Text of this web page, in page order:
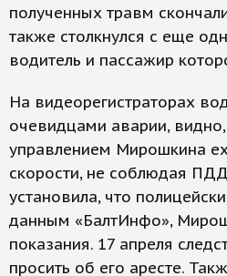
полученных травм
также столкнулся с еще
водитель и пассажир
На видеорегистраторах
очевидцами аварии,
управлением Мирошкина
скорости, не соблюдая
установила, что
данным «БалтИнфо»,
показания. 17 апреля
просить об его аресте.